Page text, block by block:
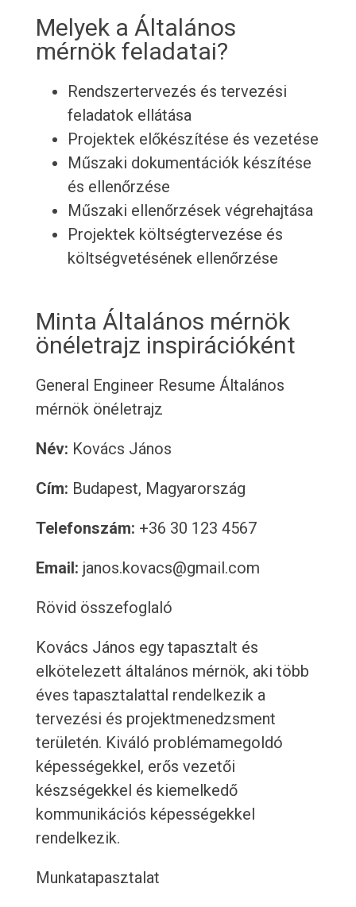
Melyek a Általános
mérnök feladatai?
Rendszertervezés és tervezési
feladatok ellátása
Projektek előkészítése és vezetése
Műszaki dokumentációk készítése
és ellenőrzése
Műszaki ellenőrzések végrehajtása
Projektek költségtervezése és
költségvetésének ellenőrzése
Minta Általános mérnök
önéletrajz inspirációként
General Engineer Resume Általános
mérnök önéletrajz
Név: Kovács János
Cím: Budapest, Magyarország
Telefonszám: +36 30 123 4567
Email: janos.kovacs@gmail.com
Rövid összefoglaló
Kovács János egy tapasztalt és
elkötelezett általános mérnök, aki több
éves tapasztalattal rendelkezik a
tervezési és projektmenedzsment
területén. Kiváló problémamegoldó
képességekkel, erős vezetői
készségekkel és kiemelkedő
kommunikációs képességekkel
rendelkezik.
Munkatapasztalat